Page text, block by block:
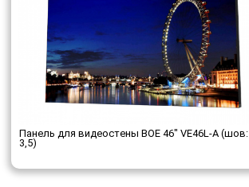
Панель для видеостены BOE 46" VE46L-A (шов:
3,5)